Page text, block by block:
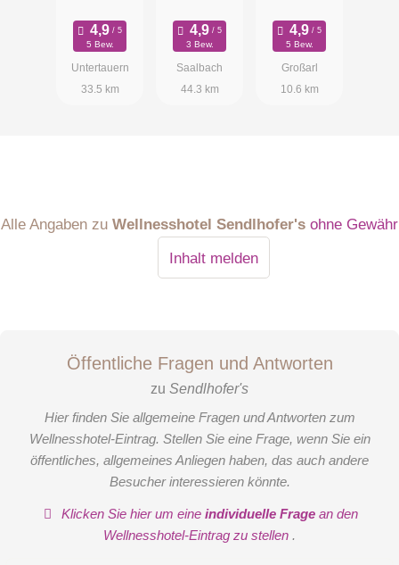
Apartment Ankogel
geselligen Abenden mit der gesamten Familie ein. Mit viel
Liebe zum Detail gestaltet, fühlt sich die gesamte Familie hier
5 Bew.
Untertauern
33.5 km
SONNE****s
3 Bew.
Saalbach
44.3 km
Resort
5 Bew.
Großarl
10.6 km
Alle Angaben zuWellnesshotel Sendlhofer's ohne Gewähr
Inhalt melden
Öffentliche Fragen und Antworten
zu Sendlhofer's
Hier finden Sie allgemeine Fragen und Antworten zum
Wellnesshotel-Eintrag. Stellen Sie eine Frage, wenn Sie ein
öffentliches, allgemeines Anliegen haben, das auch andere
Besucher interessieren könnte.
Klicken Sie hier um eineindividuelle Frage an den
Wellnesshotel-Eintrag zu stellen .